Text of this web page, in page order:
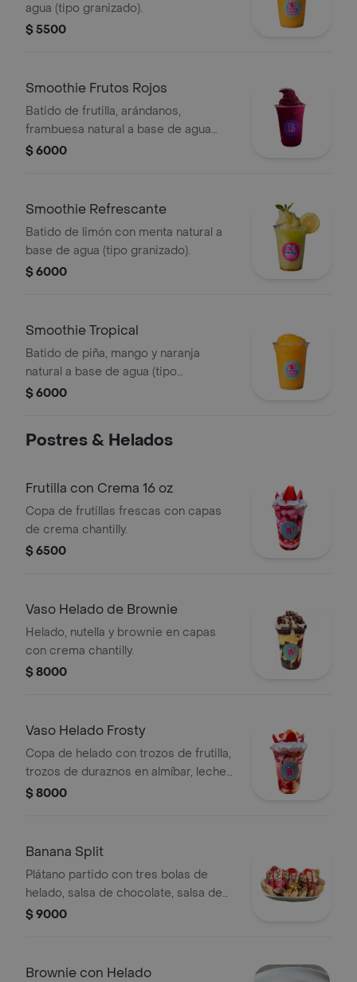
agua (tipo granizado).
$ 5500
Smoothie Frutos Rojos
Batido de frutilla, arándanos,
frambuesa natural a base de agua
(tipo granizado).
$ 6000
Smoothie Refrescante
Batido de limón con menta natural a
base de agua (tipo granizado).
$ 6000
Smoothie Tropical
Batido de piña, mango y naranja
natural a base de agua (tipo
granizado).
$ 6000
Postres & Helados
Frutilla con Crema 16 oz
Copa de frutillas frescas con capas
de crema chantilly.
$ 6500
Vaso Helado de Brownie
Helado, nutella y brownie en capas
con crema chantilly.
$ 8000
Vaso Helado Frosty
Copa de helado con trozos de frutilla,
trozos de duraznos en almíbar, leche
condensada, syrope de frutilla y un
$ 8000
Banana Split
Plátano partido con tres bolas de
helado, salsa de chocolate, salsa de
frutilla, pirulin, lluvia festival, lluvia de
$ 9000
Brownie con Helado